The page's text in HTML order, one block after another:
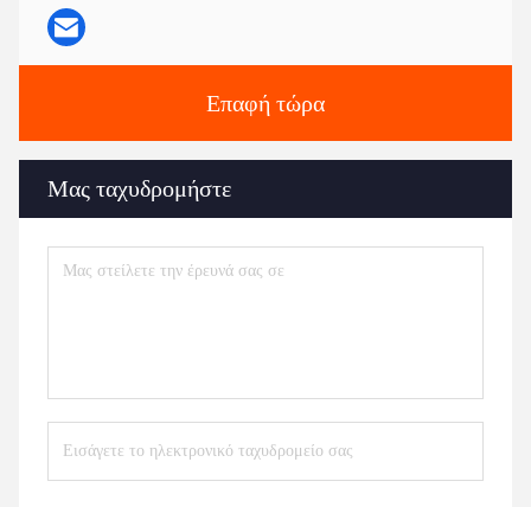
Επαφή τώρα
Μας ταχυδρομήστε